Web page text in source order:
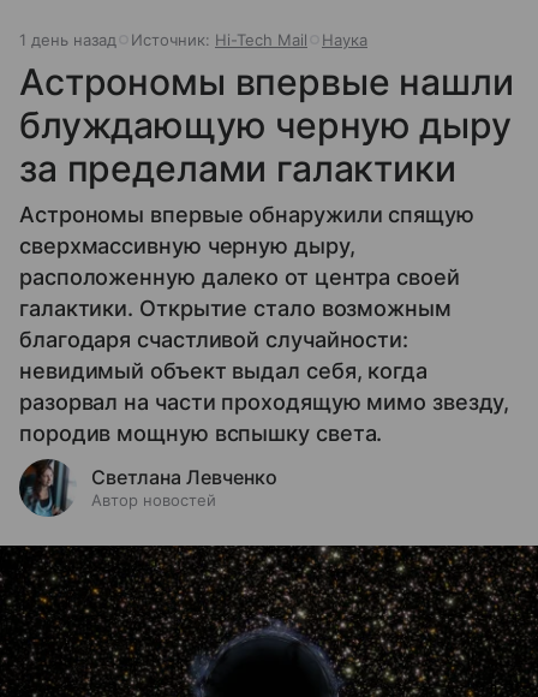
1 день назад Источник: Hi-Tech Mail Наука
Астрономы впервые нашли
блуждающую черную дыру
за пределами галактики
Астрономы впервые обнаружили спящую
сверхмассивную черную дыру,
расположенную далеко от центра своей
галактики. Открытие стало возможным
благодаря счастливой случайности:
невидимый объект выдал себя, когда
разорвал на части проходящую мимо звезду,
породив мощную вспышку света.
Светлана Левченко
Автор новостей